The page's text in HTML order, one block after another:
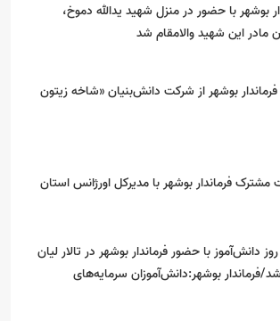
بوشهر با حضور در منزل شهید یدالله دموخ،
مادر این شهید والامقام شد
فرماندار بوشهر از شرکت دانش‌بنیان «شاخه زیتون
فرماندار بوشهر با مدیرکل اورژانس استان
دانش‌آموز با حضور فرماندار بوشهر در تالار لیان
شد/فرماندار بوشهر:دانش‌آموزان سرمایه‌های